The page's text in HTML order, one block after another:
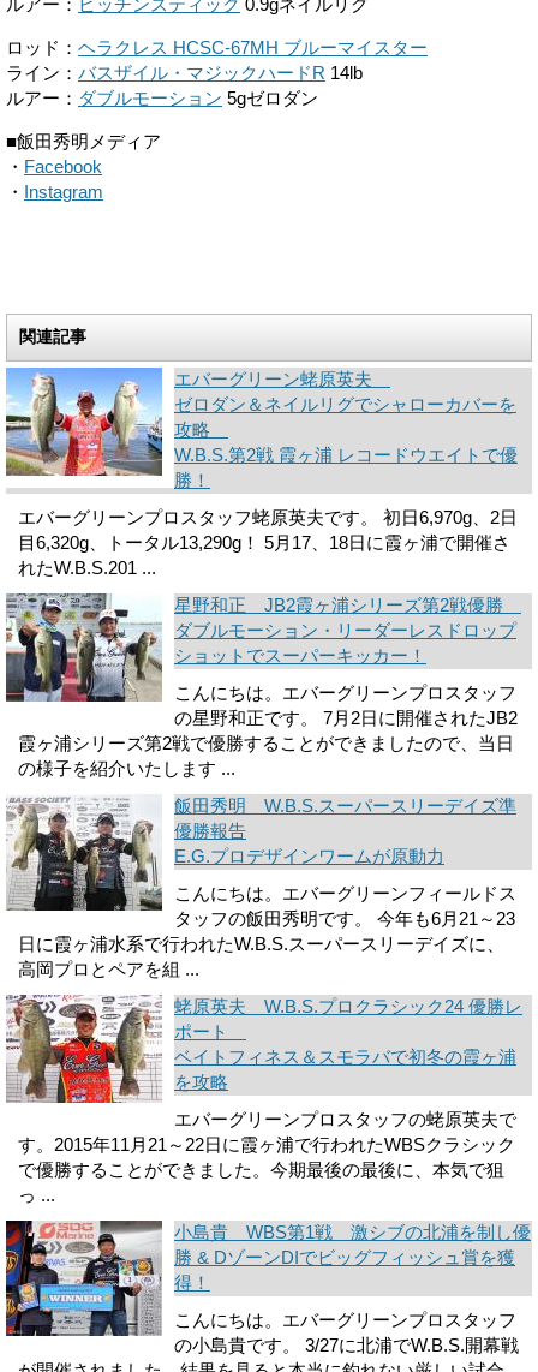
ルアー： ピッチンスティック 0.9gネイルリグ
ロッド： ヘラクレス HCSC-67MH ブルーマイスター
ライン： バスザイル・マジックハードR 14lb
ルアー： ダブルモーション 5gゼロダン
■飯田秀明メディア
・ Facebook
・
Instagram
関連記事
エバーグリーン蛯原英夫
ゼロダン＆ネイルリグでシャローカバーを
攻略
W.B.S.第2戦 霞ヶ浦 レコードウエイトで優
勝！
エバーグリーンプロスタッフ蛯原英夫です。 初日6,970g、2日
目6,320g、トータル13,290g！ 5月17、18日に霞ヶ浦で開催さ
れたW.B.S.201 ...
星野和正 JB2霞ヶ浦シリーズ第2戦優勝
ダブルモーション・リーダーレスドロップ
ショットでスーパーキッカー！
こんにちは。エバーグリーンプロスタッフ
の星野和正です。 7月2日に開催されたJB2
霞ヶ浦シリーズ第2戦で優勝することができましたので、当日
の様子を紹介いたします ...
飯田秀明 W.B.S.スーパースリーデイズ準
優勝報告
E.G.プロデザインワームが原動力
こんにちは。エバーグリーンフィールドス
タッフの飯田秀明です。 今年も6月21～23
日に霞ヶ浦水系で行われたW.B.S.スーパースリーデイズに、
高岡プロとペアを組 ...
蛯原英夫 W.B.S.プロクラシック24 優勝レ
ポート
ベイトフィネス＆スモラバで初冬の霞ヶ浦
を攻略
エバーグリーンプロスタッフの蛯原英夫で
す。2015年11月21～22日に霞ヶ浦で行われたWBSクラシック
で優勝することができました。今期最後の最後に、本気で狙
っ ...
小島貴 WBS第1戦 激シブの北浦を制し優
勝 & DゾーンDIでビッグフィッシュ賞を獲
得！
こんにちは。エバーグリーンプロスタッフ
の小島貴です。 3/27に北浦でW.B.S.開幕戦